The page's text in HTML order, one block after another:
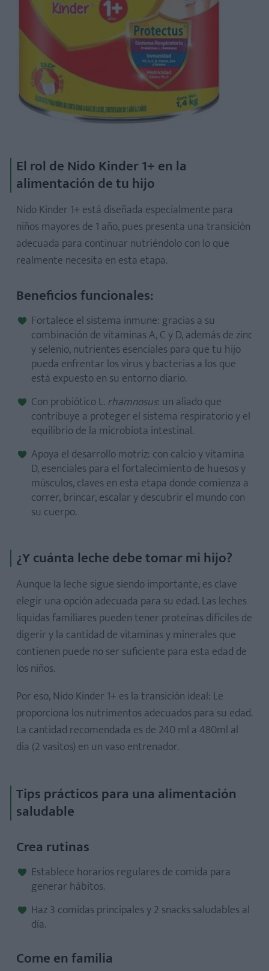
El rol de Nido Kinder 1+ en la
alimentación de tu hijo
Nido Kinder 1+ está diseñada especialmente para
niños mayores de 1 año, pues presenta una transición
adecuada para continuar nutriéndolo con lo que
realmente necesita en esta etapa.
Beneficios funcionales:
Fortalece el sistema inmune: gracias a su
combinación de vitaminas A, C y D, además de zinc
y selenio, nutrientes esenciales para que tu hijo
pueda enfrentar los virus y bacterias a los que
está expuesto en su entorno diario.
Con probiótico L. rhamnosus: un aliado que
contribuye a proteger el sistema respiratorio y el
equilibrio de la microbiota intestinal.
Apoya el desarrollo motriz: con calcio y vitamina
D, esenciales para el fortalecimiento de huesos y
músculos, claves en esta etapa donde comienza a
correr, brincar, escalar y descubrir el mundo con
su cuerpo.
¿Y cuánta leche debe tomar mi hijo?
Aunque la leche sigue siendo importante, es clave
elegir una opción adecuada para su edad. Las leches
liquidas familiares pueden tener proteínas difíciles de
digerir y la cantidad de vitaminas y minerales que
contienen puede no ser suficiente para esta edad de
los niños.
Por eso, Nido Kinder 1+ es la transición ideal: Le
proporciona los nutrimentos adecuados para su edad.
La cantidad recomendada es de 240 ml a 480ml al
dia (2 vasitos) en un vaso entrenador.
Tips prácticos para una alimentación
saludable
Crea rutinas
Establece horarios regulares de comida para
generar hábitos.
Haz 3 comidas principales y 2 snacks saludables al
día.
Come en familia